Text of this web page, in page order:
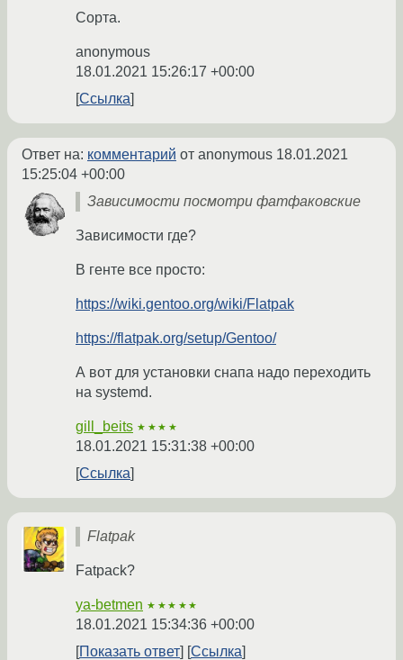
Сорта.
anonymous
18.01.2021 15:26:17 +00:00
Ссылка
Ответ на: комментарий от anonymous 18.01.2021
15:25:04 +00:00
Зависимости посмотри фатфаковские
Зависимости где?
В генте все просто:
https://wiki.gentoo.org/wiki/Flatpak
https://flatpak.org/setup/Gentoo/
А вот для установки снапа надо переходить
на systemd.
gill_beits ★★★★
18.01.2021 15:31:38 +00:00
Ссылка
Flatpak
Fatpack?
ya-betmen ★★★★★
18.01.2021 15:34:36 +00:00
Показать ответ
Ссылка